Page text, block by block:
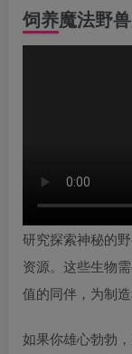
饲养魔法野
研究探索神秘的
资源。这些生物
值的同伴，为制
如果你雄心勃勃